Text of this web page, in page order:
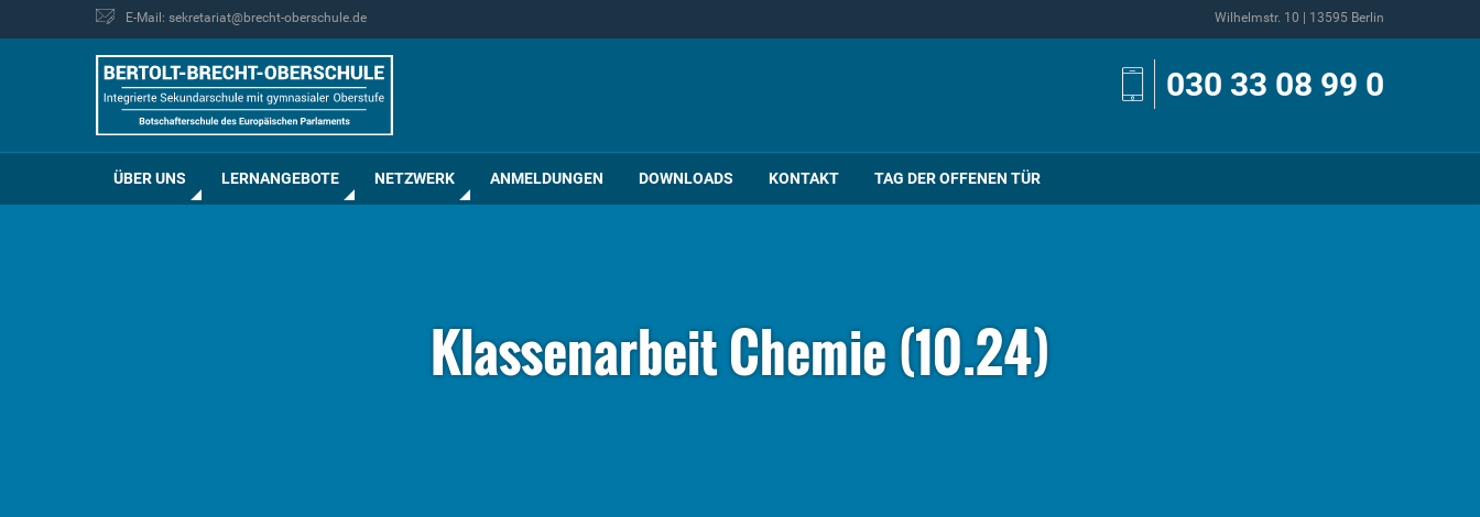
E-Mail: sekretariat@brecht-oberschule.de Wilhelmstr. 10 | 13595 Berlin
030 33 08 99 0
ÜBER UNS LERNANGEBOTE NETZWERK ANMELDUNGEN DOWNLOADS KONTAKT TAG DER OFFENEN TÜR
Klassenarbeit Chemie (10.24)